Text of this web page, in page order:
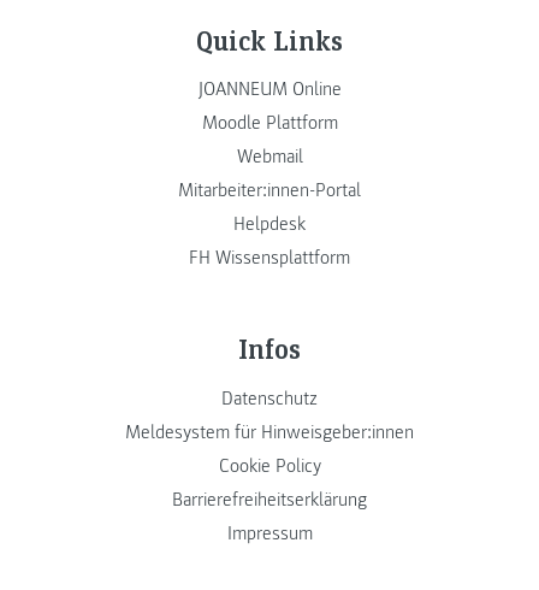
Quick Links
JOANNEUM Online
Moodle Plattform
Webmail
Mitarbeiter:innen-Portal
Helpdesk
FH Wissensplattform
Infos
Datenschutz
Meldesystem für Hinweisgeber:innen
Cookie Policy
Barrierefreiheitserklärung
Impressum